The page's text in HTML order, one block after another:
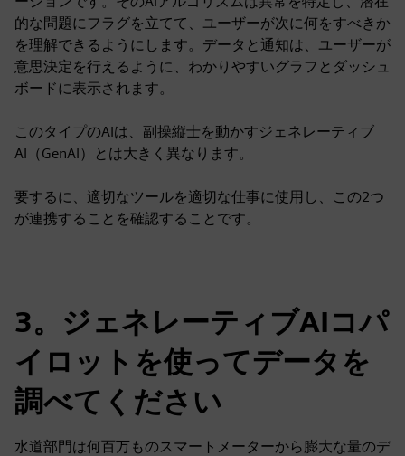
的な問題にフラグを立てて、ユーザーが次に何をすべきか
を理解できるようにします。データと通知は、ユーザーが
意思決定を行えるように、わかりやすいグラフとダッシュ
ボードに表示されます。
このタイプのAIは、副操縦士を動かすジェネレーティブ
AI（GenAI）とは大きく異なります。
要するに、適切なツールを適切な仕事に使用し、この2つ
が連携することを確認することです。
3。ジェネレーティブAIコパ
イロットを使ってデータを
調べてください
水道部門は何百万ものスマートメーターから膨大な量のデ